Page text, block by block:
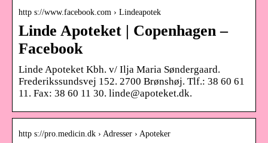
http s://www.facebook.com › Lindeapotek
Linde Apoteket | Copenhagen –
Facebook
Linde Apoteket Kbh. v/ Ilja Maria Søndergaard.
Frederikssundsvej 152. 2700 Brønshøj. Tlf.: 38 60 61
11. Fax: 38 60 11 30. linde@apoteket.dk.
http s://pro.medicin.dk › Adresser › Apoteker